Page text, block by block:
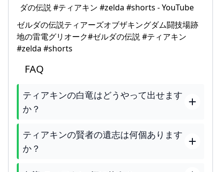
ゼルダの伝説ティアーズオブザキングダム闘技場跡
地の雷電グリオーク#ゼルダの伝説 #ティアキン
#zelda #shorts
FAQ
ティアキンの白竜はどうやって出せます
か？
ティアキンの賢者の遺志は何個あります
か？